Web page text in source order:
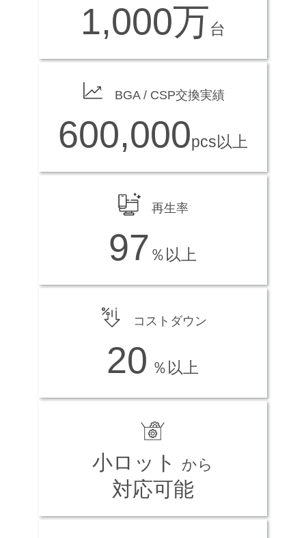
1,000万台
BGA / CSP交換実績
600,000pcs以上
再生率
97 ％以上
コストダウン
20 ％以上
小ロット から
対応可能